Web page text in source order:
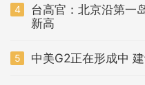
4
台高官：北京沿第一
新高
5 中美G2正在形成中